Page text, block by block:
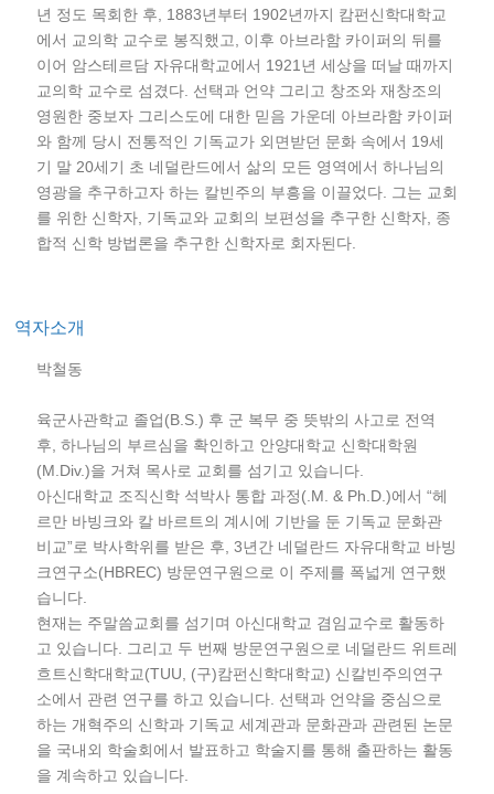
년 정도 목회한 후, 1883년부터 1902년까지 캄펀신학대학교
에서 교의학 교수로 봉직했고, 이후 아브라함 카이퍼의 뒤를
이어 암스테르담 자유대학교에서 1921년 세상을 떠날 때까지
교의학 교수로 섬겼다. 선택과 언약 그리고 창조와 재창조의
영원한 중보자 그리스도에 대한 믿음 가운데 아브라함 카이퍼
와 함께 당시 전통적인 기독교가 외면받던 문화 속에서 19세
기 말 20세기 초 네덜란드에서 삶의 모든 영역에서 하나님의
영광을 추구하고자 하는 칼빈주의 부흥을 이끌었다. 그는 교회
를 위한 신학자, 기독교와 교회의 보편성을 추구한 신학자, 종
합적 신학 방법론을 추구한 신학자로 회자된다.
역자소개
박철동
육군사관학교 졸업(B.S.) 후 군 복무 중 뜻밖의 사고로 전역
후, 하나님의 부르심을 확인하고 안양대학교 신학대학원
(M.Div.)을 거쳐 목사로 교회를 섬기고 있습니다.
아신대학교 조직신학 석박사 통합 과정(.M. & Ph.D.)에서 “헤
르만 바빙크와 칼 바르트의 계시에 기반을 둔 기독교 문화관
비교”로 박사학위를 받은 후, 3년간 네덜란드 자유대학교 바빙
크연구소(HBREC) 방문연구원으로 이 주제를 폭넓게 연구했
습니다.
현재는 주말씀교회를 섬기며 아신대학교 겸임교수로 활동하
고 있습니다. 그리고 두 번째 방문연구원으로 네덜란드 위트레
흐트신학대학교(TUU, (구)캄펀신학대학교) 신칼빈주의연구
소에서 관련 연구를 하고 있습니다. 선택과 언약을 중심으로
하는 개혁주의 신학과 기독교 세계관과 문화관과 관련된 논문
을 국내외 학술회에서 발표하고 학술지를 통해 출판하는 활동
을 계속하고 있습니다.